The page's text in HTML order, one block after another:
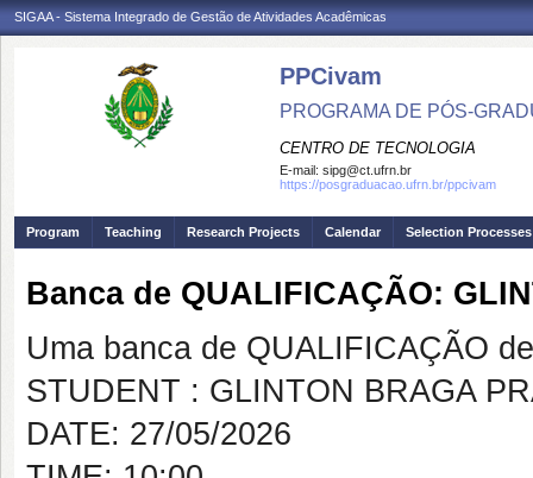
SIGAA - Sistema Integrado de Gestão de Atividades Acadêmicas
PPCivam
PROGRAMA DE PÓS-
CENTRO DE TECNOLOGIA
E-mail: sipg@ct.ufrn.br
https://posgraduacao.ufrn.br/ppcivam
Program Teaching Research Projects Calendar Selection Processes
Banca de QUALIFICAÇÃO:
Uma banca de QUALIFICAÇÃO
STUDENT : GLINTON BRAGA
DATE: 27/05/2026